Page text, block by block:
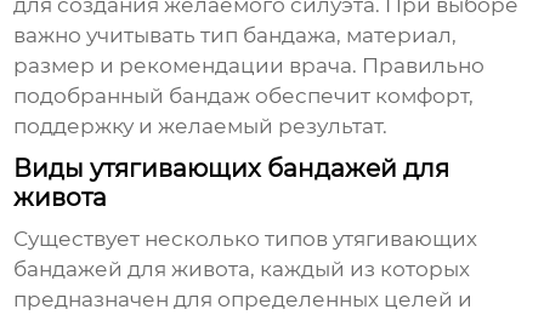
для создания желаемого силуэта. При выборе
важно учитывать тип бандажа, материал,
размер и рекомендации врача. Правильно
подобранный бандаж обеспечит комфорт,
поддержку и желаемый результат.
Виды утягивающих бандажей для
живота
Существует несколько типовутягивающих
бандажей для живота, каждый из которых
предназначен для определенных целей и